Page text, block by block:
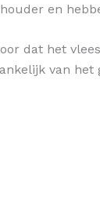
en
dat het
van